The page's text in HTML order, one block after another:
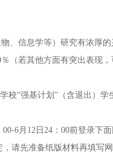
、信息学等）研究有浓厚
（若其他方面有突出表现
校“强基计划”（含退出）学
6月12日24：00前登录
请先准备纸版材料再填写